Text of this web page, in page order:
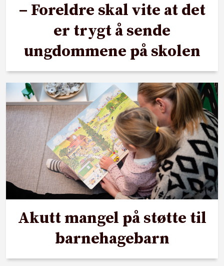
– Foreldre skal vite at det
er trygt å sende
ungdommene på skolen
Akutt mangel på støtte til
barnehagebarn